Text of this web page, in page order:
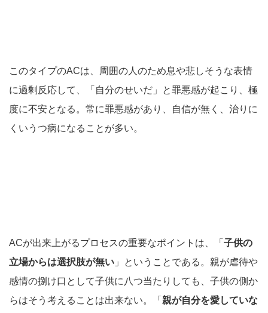
このタイプのACは、周囲の人のため息や悲しそうな表情
に過剰反応して、「自分のせいだ」と罪悪感が起こり、極
度に不安となる。常に罪悪感があり、自信が無く、治りに
くいうつ病になることが多い。
ACが出来上がるプロセスの重要なポイントは、「 子供の
立場からは選択肢が無い 」ということである。親が虐待や
感情の捌け口として子供に八つ当たりしても、子供の側か
らはそう考えることは出来ない。「 親が自分を愛していな